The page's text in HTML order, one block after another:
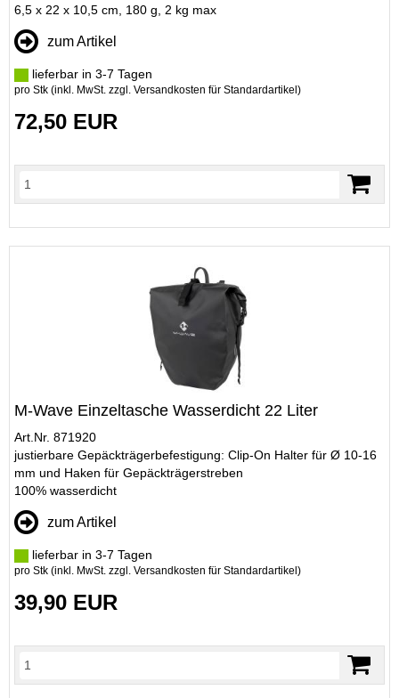
6,5 x 22 x 10,5 cm, 180 g, 2 kg max
zum Artikel
lieferbar in 3-7 Tagen
pro Stk (inkl. MwSt. zzgl. Versandkosten für Standardartikel )
72,50 EUR
M-Wave Einzeltasche Wasserdicht 22 Liter
Art.Nr. 871920
justierbare Gepäckträgerbefestigung: Clip-On Halter für Ø 10-16
mm und Haken für Gepäckträgerstreben
100% wasserdicht
zum Artikel
lieferbar in 3-7 Tagen
pro Stk (inkl. MwSt. zzgl. Versandkosten für Standardartikel )
39,90 EUR